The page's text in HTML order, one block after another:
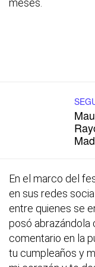
meses.
En el marco del
en sus redes
entre quienes se
posó abrazándola
comentario en la
tu cumpleaños y